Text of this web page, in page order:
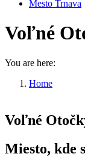
Mesto Trnava
Voľné
You are here:
Home
Voľné
Miesto, kde